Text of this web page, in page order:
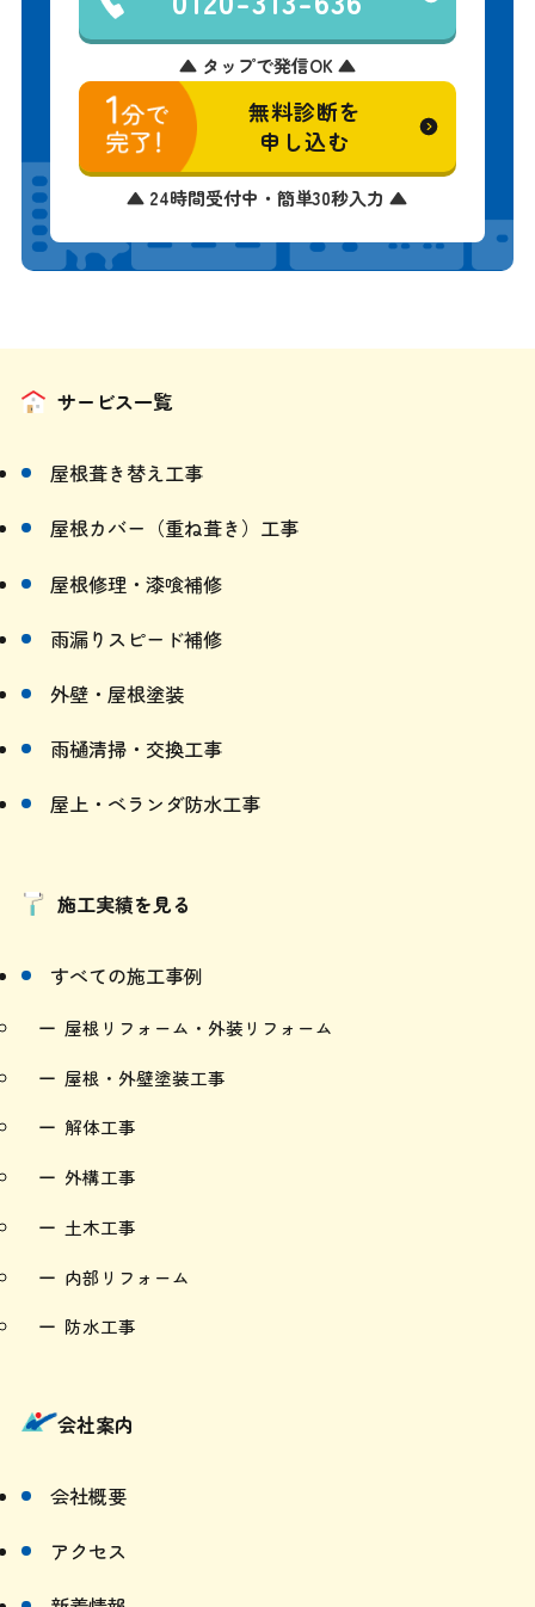
▲ タップで発信OK ▲
無料診断を
申し込む
▲ 24時間受付中・簡単30秒入力 ▲
サービス一覧
屋根葺き替え工事
屋根カバー（重ね葺き）工事
屋根修理・漆喰補修
雨漏りスピード補修
外壁・屋根塗装
雨樋清掃・交換工事
屋上・ベランダ防水工事
施工実績を見る
すべての施工事例
屋根リフォーム・外装リフォーム
屋根・外壁塗装工事
解体工事
外構工事
土木工事
内部リフォーム
防水工事
会社案内
会社概要
アクセス